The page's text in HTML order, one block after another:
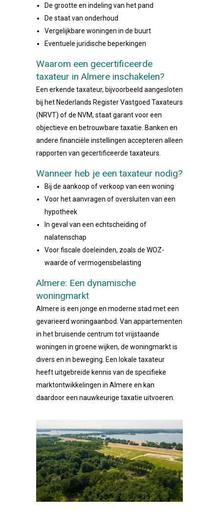
De grootte en indeling van het pand
De staat van onderhoud
Vergelijkbare woningen in de buurt
Eventuele juridische beperkingen
Waarom een gecertificeerde
taxateur in Almere inschakelen?
Een erkende taxateur, bijvoorbeeld aangesloten
bij het Nederlands Register Vastgoed Taxateurs
(NRVT) of de NVM, staat garant voor een
objectieve en betrouwbare taxatie. Banken en
andere financiële instellingen accepteren alleen
rapporten van gecertificeerde taxateurs.
Wanneer heb je een taxateur nodig?
Bij de aankoop of verkoop van een woning
Voor het aanvragen of oversluiten van een
hypotheek
In geval van een echtscheiding of
nalatenschap
Voor fiscale doeleinden, zoals de WOZ-
waarde of vermogensbelasting
Almere: Een dynamische
woningmarkt
Almere is een jonge en moderne stad met een
gevarieerd woningaanbod. Van appartementen
in het bruisende centrum tot vrijstaande
woningen in groene wijken, de woningmarkt is
divers en in beweging. Een lokale taxateur
heeft uitgebreide kennis van de specifieke
marktontwikkelingen in Almere en kan
daardoor een nauwkeurige taxatie uitvoeren.